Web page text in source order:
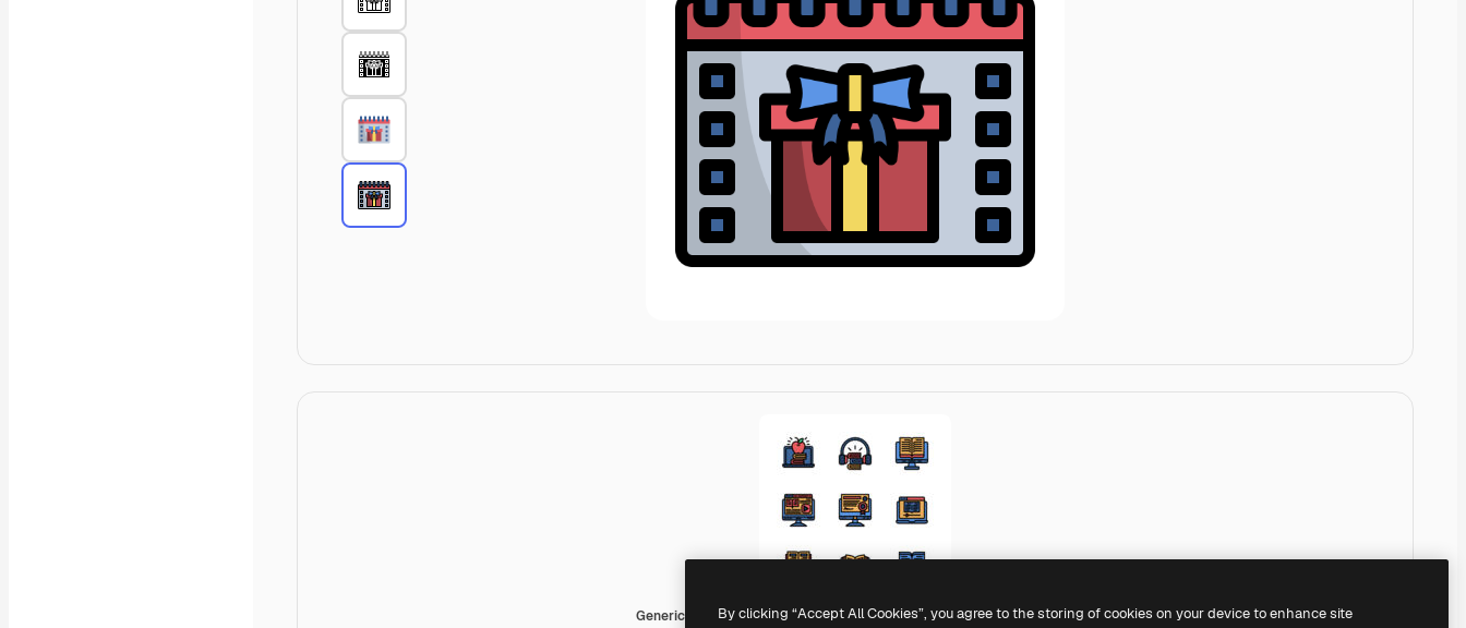
Generic color outlineBy clicking “Accept All Cookies”, you agree to the storing of cookies on your device to enhance site